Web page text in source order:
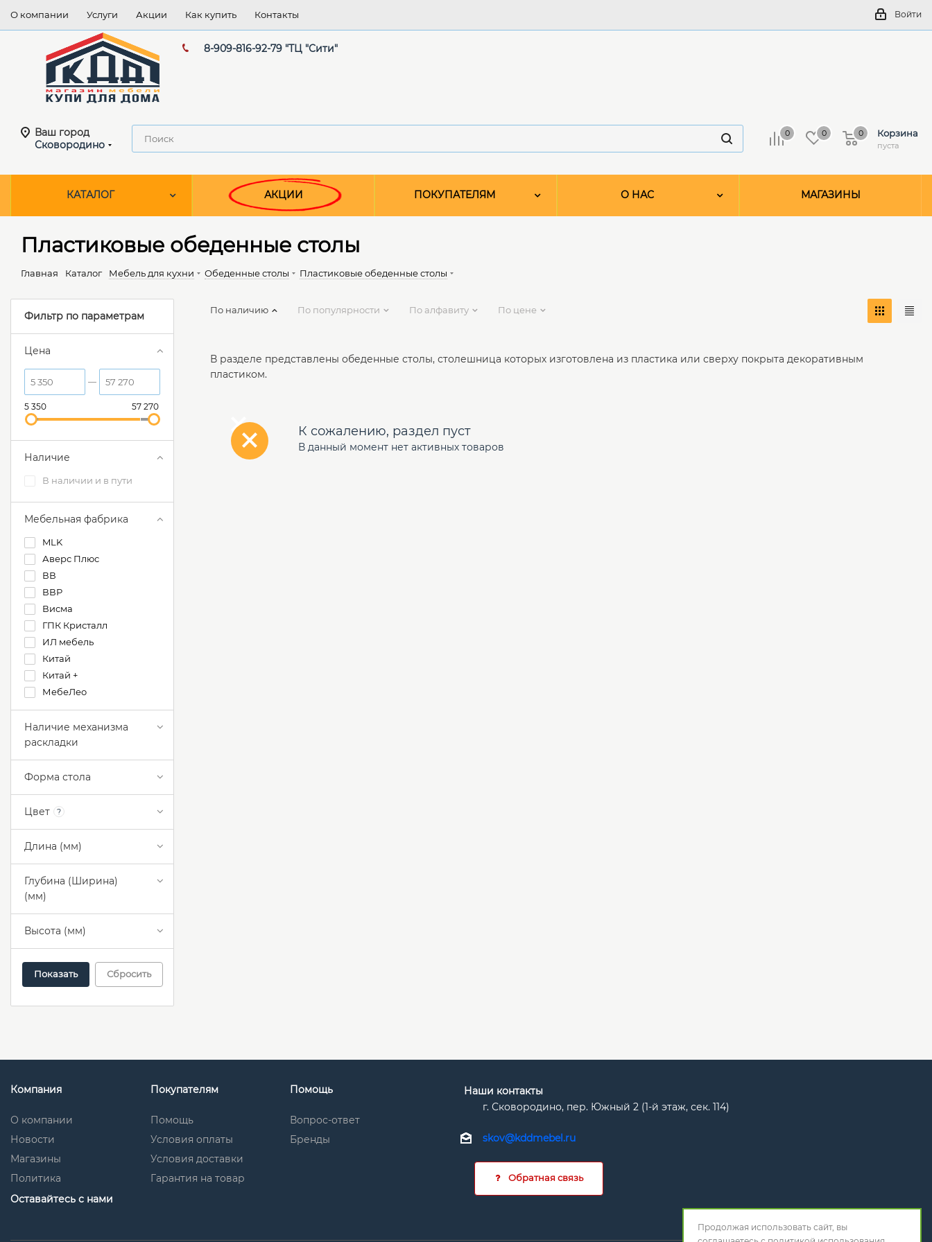
О компании Услуги Акции Как купить Контакты Войти
8-909-816-92-79 "ТЦ "Сити"
Ваш город
Сковородино
0 0 Корзина
пуста
0
КАТАЛОГ АКЦИИ ПОКУПАТЕЛЯМ О НАС МАГАЗИНЫ
Пластиковые обеденные столы
Главная Каталог Мебель для кухни Обеденные столы Пластиковые обеденные столы
По наличию По популярности По алфавиту По цене
В разделе представлены обеденные столы, столешница которых изготовлена из пластика или сверху покрыта декоративным
пластиком.
К сожалению, раздел пуст
В данный момент нет активных товаров
Фильтр по параметрам
Цена
5 350 57 270
Наличие
В наличии и в пути
Мебельная фабрика
MLK
Аверс Плюс
ВВ
ВВР
Висма
ГПК Кристалл
ИЛ мебель
Китай
Китай +
МебеЛео
МекКо
Мухамадиев Тагир
Омскмебель
Радуга
СтендМебель
СТОЛПРОМ ООО
Тандем
Наличие механизма
раскладки
Форма стола
Цвет ?
Длина (мм)
Глубина (Ширина)
(мм)
Высота (мм)
Сбросить
Компания
О компании
Новости
Магазины
Политика
Покупателям
Помощь
Условия оплаты
Условия доставки
Гарантия на товар
Помощь
Вопрос-ответ
Бренды
Оставайтесь с нами
Наши контакты
г. Сковородино, пер. Южный 2 (1-й этаж, сек. 114)
skov@kddmebel.ru
Обратная связь
Продолжая использовать сайт, вы